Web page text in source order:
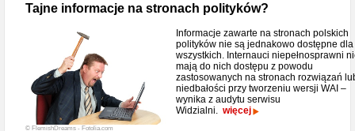
Tajne informacje na stronach polityków?
© FlemishDreams - Fotolia.com
Informacje zawarte na stronach polskich
polityków nie są jednakowo dostępne dla
wszystkich. Internauci niepełnosprawni
mają do nich dostępu z powodu
zastosowanych na stronach rozwiązań
niedbałości przy tworzeniu wersji WAI –
wynika z audytu serwisu
Widzialni. więcej